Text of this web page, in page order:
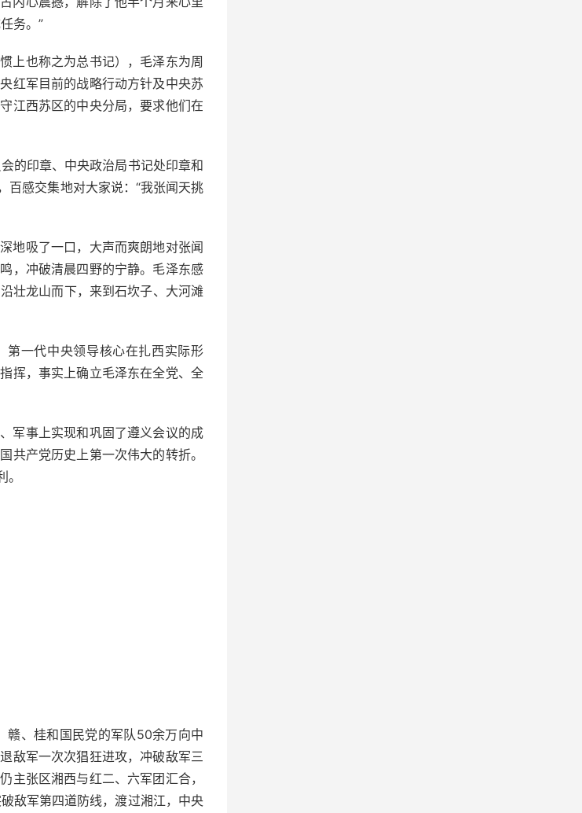
务。”
上也称之为总书记），毛泽东为周
红军目前的战略行动方针及中央苏
江西苏区的中央分局，要求他们在
的印章、中央政治局书记处印章和
百感交集地对大家说：“我张闻天挑
地吸了一口，大声而爽朗地对张闻
，冲破清晨四野的宁静。毛泽东感
壮龙山而下，来到石坎子、大河滩
第一代中央领导核心在扎西实际形
挥，事实上确立毛泽东在全党、全
军事上实现和巩固了遵义会议的成
共产党历史上第一次伟大的转折。
赣、桂和国民党的军队50余万向中
敌军一次次猖狂进攻，冲破敌军三
主张区湘西与红二、六军团汇合，
敌军第四道防线，渡过湘江，中央